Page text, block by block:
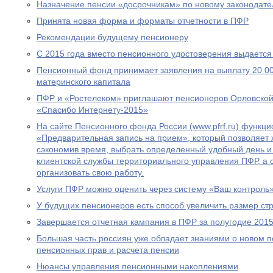
Назначение пенсии «досрочникам» по новому
Принята новая форма и форматы отчетности в ПФР
Рекомендации будущему пенсионеру
С 2015 года вместо пенсионного удостоверения выдается
Пенсионный фонд принимает заявления на выплату 20
материнского капитала
ПФР и «Ростелеком» приглашают пенсионеров Орловской
«Спасибо Интернету-2015»
На сайте Пенсионного фонда России (www.pfrf.ru)
«Предварительная запись на прием», который
сэкономив время, выбрать определенный удобный день
клиентской службы территориального управления ПФР,
организовать свою работу.
Услуги ПФР можно оценить через систему «Ваш
У будущих пенсионеров есть способ увеличить размер
Завершается отчетная кампания в ПФР за полугодие
Большая часть россиян уже обладает знаниями о новом
пенсионных прав и расчета пенсии
Нюансы управления пенсионными накоплениями